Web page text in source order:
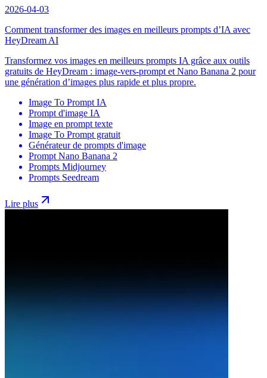
2026-04-03
Comment transformer des images en meilleurs prompts d’IA avec
HeyDream AI
Transformez vos images en meilleurs prompts IA grâce aux outils
gratuits de HeyDream : image-vers-prompt et Nano Banana 2 pour
une génération d’images plus rapide et plus propre.
Image To Prompt IA
Prompt d'image IA
Image en prompt texte
Image To Prompt gratuit
Générateur de prompts d'image
Prompt Nano Banana 2
Prompts Midjourney
Prompts Seedream
Lire plus